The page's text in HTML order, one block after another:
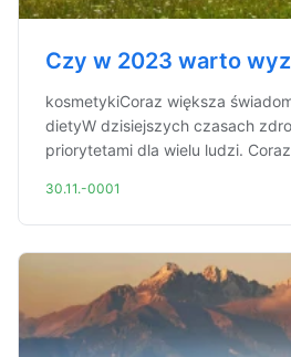
Czy w 2023 warto
kosmetykiCoraz większa
dietyW dzisiejszych czasach
priorytetami dla wielu ludzi.
30.11.-0001